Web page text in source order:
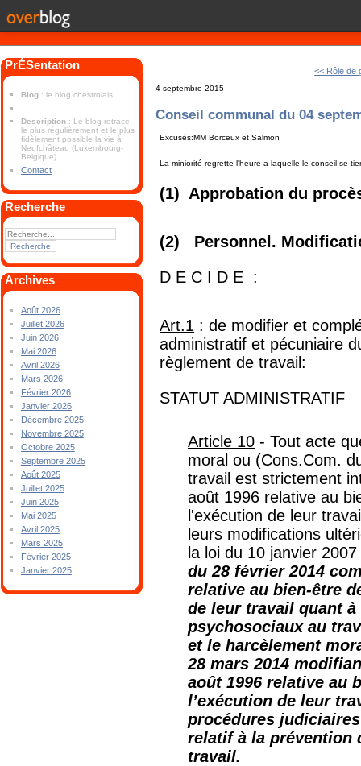
PrÉSentation
Blog : le blog chestrolais
Description : Le blog retrace
le plus régulièrement et le plus
fidèlement possible la vie à
Neufchâteau (Luxembourg-
Belgique).
Contact
Recherche
Archives
Août 2026
Juillet 2026
Juin 2026
Mai 2026
Avril 2026
Mars 2026
Février 2026
Janvier 2026
Décembre 2025
Novembre 2025
Octobre 2025
Septembre 2025
Août 2025
Juillet 2025
Juin 2025
Mai 2025
Avril 2025
Mars 2025
Février 2025
Janvier 2025
<< Rôle de
4 septembre 2015
Conseil communal du 04
Excusés:MM Borceux et Salmon
La miniorité regrette l'heure a laquelle le conseil se
(1) Approbation du
(2) Personnel.
D E C I D E :
Art.1 : de modifier et
administratif et pécuniaire
règlement de travail:
STATUT ADMINISTRATIF
Article 10 - Tout acte
moral ou (Cons.Com.
travail est strictement
août 1996 relative au
l'exécution de leur
leurs modifications
la loi du 10 janvier
du 28 février 2014
relative au bien-être
de leur travail quant
psychosociaux au
et le harcèlement
28 mars 2014
août 1996 relative au
l’exécution de leur
procédures
relatif à la prévention
travail.